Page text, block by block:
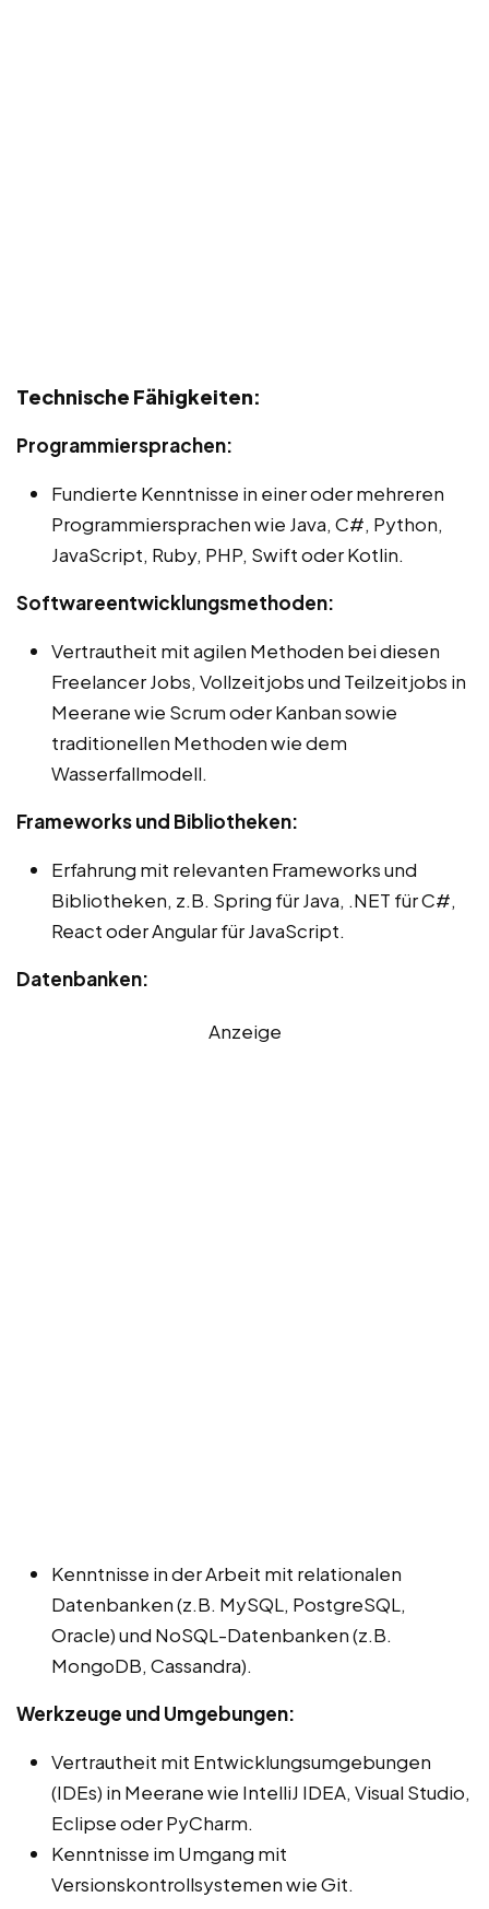
Technische Fähigkeiten:
Programmiersprachen:
Fundierte Kenntnisse in einer oder mehreren
Programmiersprachen wie Java, C#, Python,
JavaScript, Ruby, PHP, Swift oder Kotlin.
Softwareentwicklungsmethoden:
Vertrautheit mit agilen Methoden bei diesen
Freelancer Jobs, Vollzeitjobs und Teilzeitjobs in
Meerane wie Scrum oder Kanban sowie
traditionellen Methoden wie dem
Wasserfallmodell.
Frameworks und Bibliotheken:
Erfahrung mit relevanten Frameworks und
Bibliotheken, z.B. Spring für Java, .NET für C#,
React oder Angular für JavaScript.
Datenbanken:
Anzeige
Kenntnisse in der Arbeit mit relationalen
Datenbanken (z.B. MySQL, PostgreSQL,
Oracle) und NoSQL-Datenbanken (z.B.
MongoDB, Cassandra).
Werkzeuge und Umgebungen:
Vertrautheit mit Entwicklungsumgebungen
(IDEs) in Meerane wie IntelliJ IDEA, Visual Studio,
Eclipse oder PyCharm.
Kenntnisse im Umgang mit
Versionskontrollsystemen wie Git.